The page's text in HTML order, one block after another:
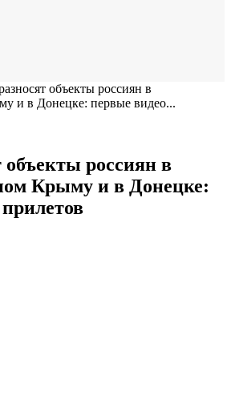
объекты россиян в
и в Донецке: первые видео...
россиян в
Крыму и в Донецке: